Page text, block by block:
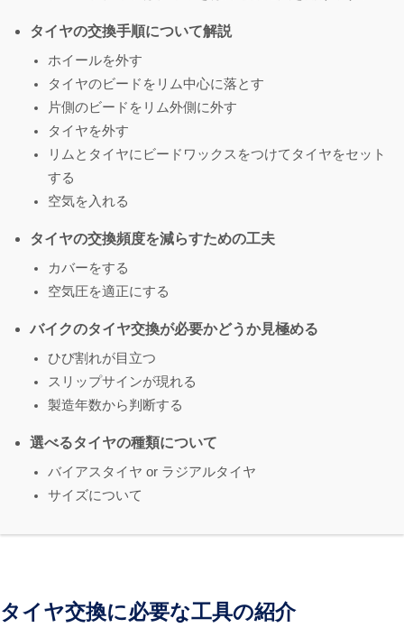
タイヤの交換手順について解説
ホイールを外す
タイヤのビードをリム中心に落とす
片側のビードをリム外側に外す
タイヤを外す
リムとタイヤにビードワックスをつけてタイヤをセット
する
空気を入れる
タイヤの交換頻度を減らすための工夫
カバーをする
空気圧を適正にする
バイクのタイヤ交換が必要かどうか見極める
ひび割れが目立つ
スリップサインが現れる
製造年数から判断する
選べるタイヤの種類について
バイアスタイヤ or ラジアルタイヤ
サイズについて
タイヤ交換に必要な工具の紹介